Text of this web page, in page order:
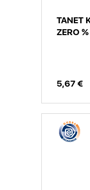
TANET
ZERO
5,67 €